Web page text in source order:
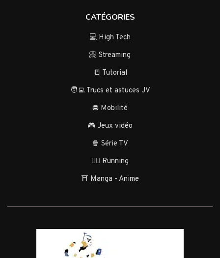
CATÉGORIES
💻 High Tech
📀 Streaming
📒 Tutorial
🧑‍💻 Trucs et astuces JV
🚘 Mobilité
🎮 Jeux vidéo
🍿 Série TV
🏃‍♂️ Running
⛩️ Manga - Anime